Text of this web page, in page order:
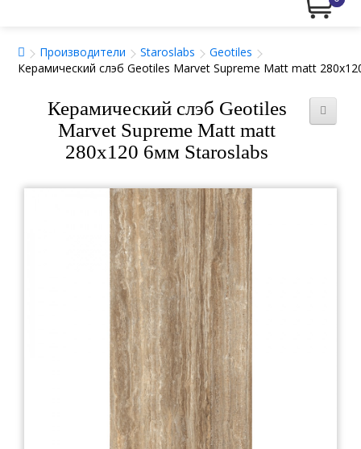
Производители Staroslabs
Geotiles
Керамический слэб Geotiles Marvet Supreme Matt matt
Керамический слэб Geotiles
Marvet Supreme Matt matt
280x120 6мм Staroslabs